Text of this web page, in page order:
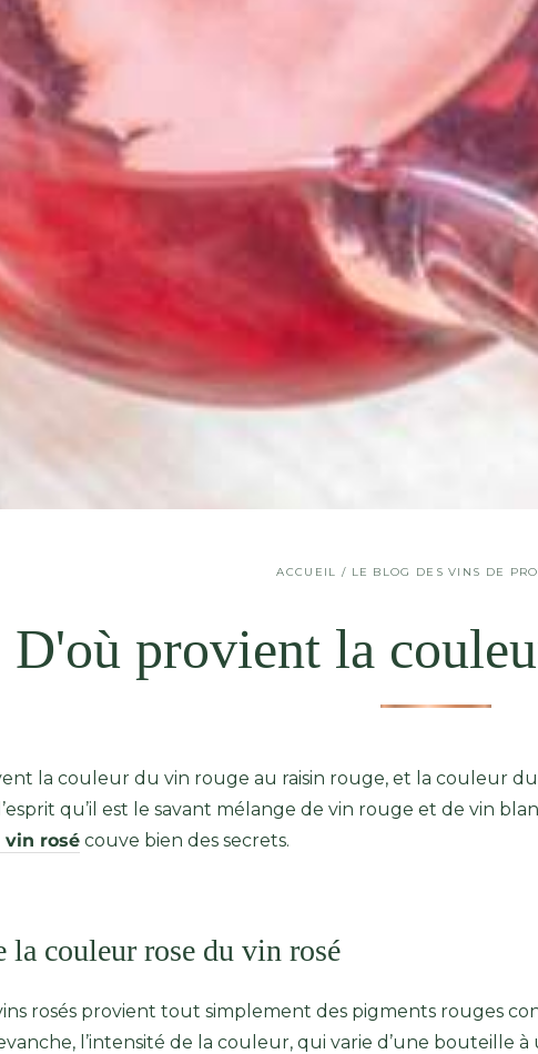
ACCUEIL / LE BLOG DES VINS DE
D'où provient la
la couleur du vin rouge au raisin rouge, et la couleur du
qu’il est le savant mélange de vin rouge et de vin
vin rosé couve bien des secrets.
la couleur rose du vin rosé
rosés provient tout simplement des pigments rouges
l’intensité de la couleur, qui varie d’une